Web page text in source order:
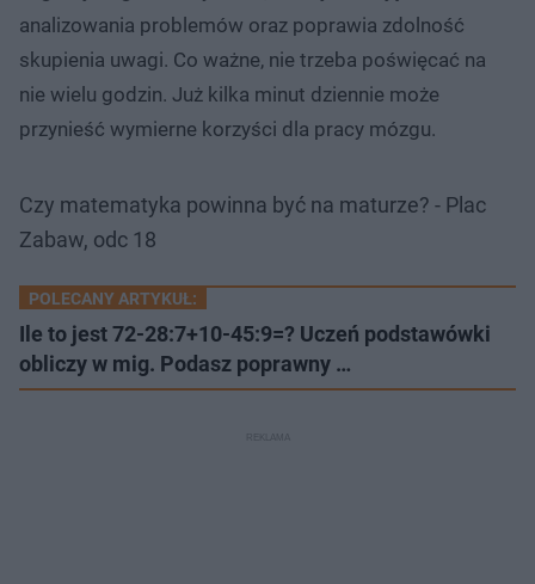
analizowania problemów oraz poprawia zdolność
skupienia uwagi. Co ważne, nie trzeba poświęcać na
nie wielu godzin. Już kilka minut dziennie może
przynieść wymierne korzyści dla pracy mózgu.
Czy matematyka powinna być na maturze? - Plac
Zabaw, odc 18
POLECANY ARTYKUŁ:
Ile to jest 72-28:7+10-45:9=? Uczeń podstawówki
obliczy w mig. Podasz poprawny …